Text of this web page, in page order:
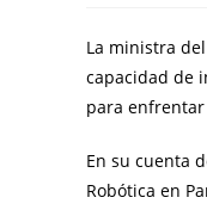
La ministra
capacidad de
para
En su cuenta
Robótica en